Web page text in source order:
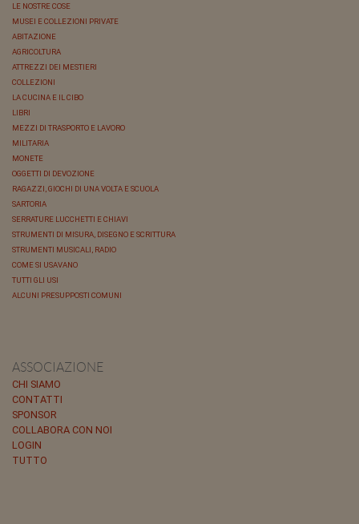
LE NOSTRE COSE
MUSEI E COLLEZIONI PRIVATE
ABITAZIONE
AGRICOLTURA
ATTREZZI DEI MESTIERI
COLLEZIONI
LA CUCINA E IL CIBO
LIBRI
MEZZI DI TRASPORTO E LAVORO
MILITARIA
MONETE
OGGETTI DI DEVOZIONE
RAGAZZI, GIOCHI DI UNA VOLTA E SCUOLA
SARTORIA
SERRATURE LUCCHETTI E CHIAVI
STRUMENTI DI MISURA, DISEGNO E SCRITTURA
STRUMENTI MUSICALI, RADIO
COME SI USAVANO
TUTTI GLI USI
ALCUNI PRESUPPOSTI COMUNI
ASSOCIAZIONE
CHI SIAMO
CONTATTI
SPONSOR
COLLABORA CON NOI
LOGIN
TUTTO